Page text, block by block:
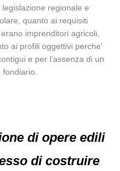
regionale e
quanto ai requisiti
imprenditori agricoli,
ai profili oggettivi perche’
e per l’assenza di un
di opere edili
di costruire